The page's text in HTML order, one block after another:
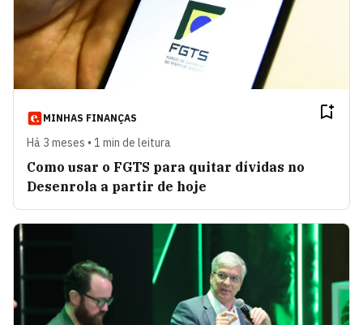
MINHAS FINANÇAS
Há 3 meses • 1 min de leitura
Como usar o FGTS para quitar dívidas no
Desenrola a partir de hoje